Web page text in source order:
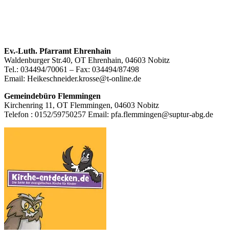
Footer
Inhalt
Ev.-Luth. Pfarramt Ehrenhain
Waldenburger Str.40, OT Ehrenhain, 04603 Nobitz
Tel.: 034494/70061 – Fax: 034494/87498
Email: Heikeschneider.krosse@t-online.de
Gemeindebüro Flemmingen
Kirchenring 11, OT Flemmingen, 04603 Nobitz
Telefon : 0152/59750257 Email: pfa.flemmingen@suptur-abg.de